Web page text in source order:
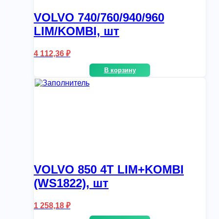
VOLVO 740/760/940/960
LIM/KOMBI, шт
4 112,36 ₽
В корзину
VOLVO 850 4T LIM+KOMBI
(WS1822), шт
1 258,18 ₽